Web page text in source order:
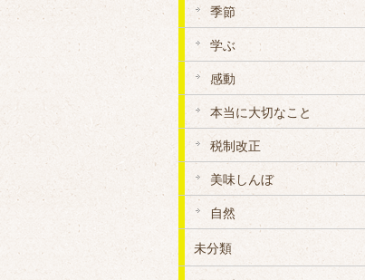
季節
学ぶ
感動
本当に大切なこと
税制改正
美味しんぼ
自然
未分類